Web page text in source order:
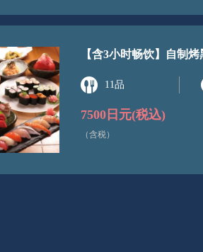
【含3小时畅饮】自制
11品
7500日元(税込)
（含税）